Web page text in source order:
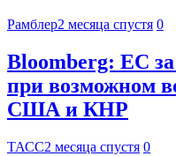
Рамблер2 месяца спустя 0
Bloomberg: ЕС за
при возможном
США и КНР
ТАСС2 месяца спустя 0